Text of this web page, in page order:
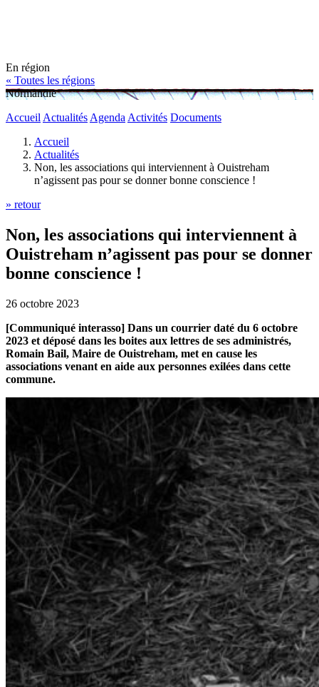
En région
« Toutes les régions
Normandie
Accueil Actualités Agenda Activités Documents
Accueil
Actualités
Non, les associations qui interviennent à Ouistreham
n’agissent pas pour se donner bonne conscience !
» retour
Non, les associations qui interviennent à
Ouistreham n’agissent pas pour se donner
bonne conscience !
26 octobre 2023
[Communiqué interasso] Dans un courrier daté du 6 octobre
2023 et déposé dans les boites aux lettres de ses administrés,
Romain Bail, Maire de Ouistreham, met en cause les
associations venant en aide aux personnes exilées dans cette
commune.